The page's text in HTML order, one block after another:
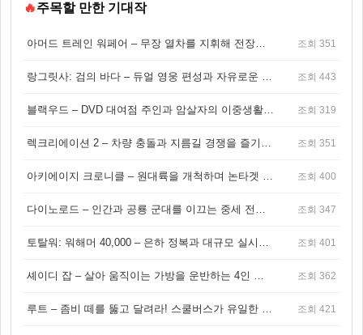
🔥주목할 만한 기대작
아머드 트레인 워페어 – 무장 열차를 지휘해 전장을 돌파하는 생존 전투 게임 조회 351
랑그릿사: 검의 바다 – 듀얼 영웅 편성과 자유로운 탐험을 결합한 판타지 전략 RPG 조회 443
블랙우드 – DVD 대여점 주인과 암살자의 이중생활을 그린 3인칭 액션 스릴러 게임 조회 319
렉크리에이션 2 – 차량 충돌과 지름길 경쟁을 즐기는 오픈월드 아케이드 레이싱 게임 조회 351
아키에이지 크로니클 – 원대륙을 개척하며 논타겟 전투를 즐기는 오픈월드 MMORPG 조회 400
다이노로드 – 인간과 공룡 군대를 이끄는 중세 전략 액션 RPG 조회 347
토탈워: 워해머 40,000 – 은하 정복과 대규모 실시간 전투가 결합된 전략 게임! 조회 401
셰이디 잡 – 살아 움직이는 가방을 운반하는 4인 협동 물리 어드벤처 게임 조회 362
루트 – 좀비 떼를 뚫고 달려라! 스쿨버스가 유일한 집이 되는 4인 협동 생존 게임 조회 421